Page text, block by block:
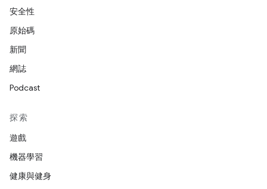
安全性
原始碼
新聞
網誌
Podcast
探索
遊戲
機器學習
健康與健身